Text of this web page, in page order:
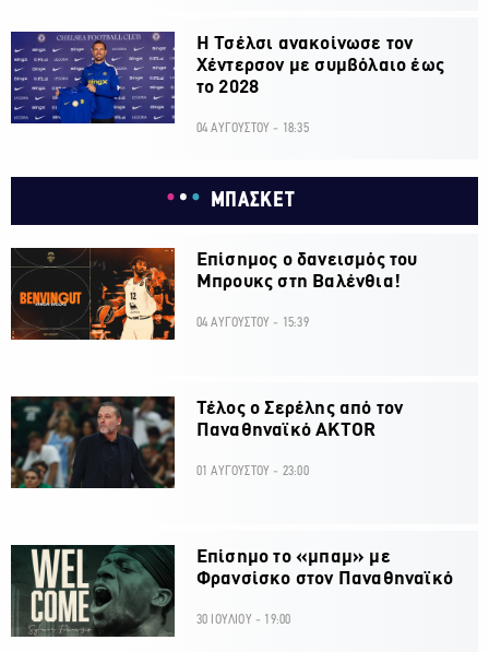
H Τσέλσι ανακοίνωσε τον
Χέντερσον με συμβόλαιο έως
το 2028
04 ΑΥΓΟΥΣΤΟΥ - 18:35
ΜΠΑΣΚΕΤ
Επίσημος ο δανεισμός του
Μπρουκς στη Βαλένθια!
04 ΑΥΓΟΥΣΤΟΥ - 15:39
Τέλος ο Σερέλης από τον
Παναθηναϊκό AKTOR
01 ΑΥΓΟΥΣΤΟΥ - 23:00
Επίσημο το «μπαμ» με
Φρανσίσκο στον Παναθηναϊκό
30 ΙΟΥΛΙΟΥ - 19:00